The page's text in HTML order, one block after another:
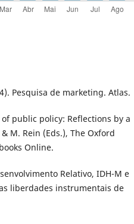
Pesquisa de marketing. Atlas.
public policy: Reflections by a
M. Rein (Eds.), The Oxford
Online.
Relativo, IDH-M e
liberdades instrumentais de